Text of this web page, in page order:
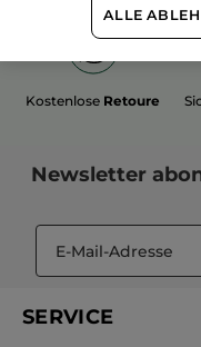
Kostenlose Retoure
Newsletter
SERVICE
ALLE